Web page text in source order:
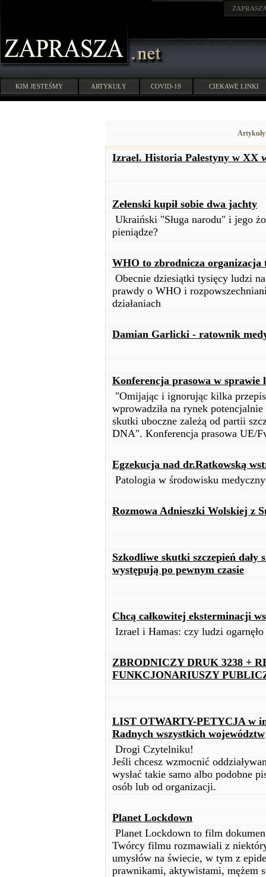
KIM JESTEŚMY ARTYKUŁY COVID-19 CIEKAWE LINKI
Izrael. Historia Palestyny w XX
Zełenski kupił sobie dwa jachty
Ukraiński "Sługa narodu" i jego
pieniądze?
WHO to zbrodnicza organizacja
Obecnie dziesiątki tysięcy ludzi
prawdy o WHO i
działaniach
Damian Garlicki - ratownik
Konferencja prasowa w sprawie
"Omijając i ignorując kilka
wprowadziła na rynek
skutki uboczne zależą od partii
DNA". Konferencja prasowa UE/
Egzekucja nad dr.Ratkowską
Patologia w środowisku
Rozmowa Adnieszki Wolskiej z
Szkodliwe skutki szczepień dały
występują po pewnym czasie
Chcą całkowitej eksterminacji
Izrael i Hamas: czy ludzi
ZBRODNICZY DRUK 3238 +
FUNKCJONARIUSZY
LIST OTWARTY-PETYCJA w
Radnych wszystkich województw
Drogi Czytelniku!
Jeśli chcesz wzmocnić
wysłać takie samo albo podobne
osób lub od organizacji.
Planet Lockdown
Planet Lockdown to film
Twórcy filmu rozmawiali z
umysłów na świecie, w tym z
prawnikami, aktywistami, mężem